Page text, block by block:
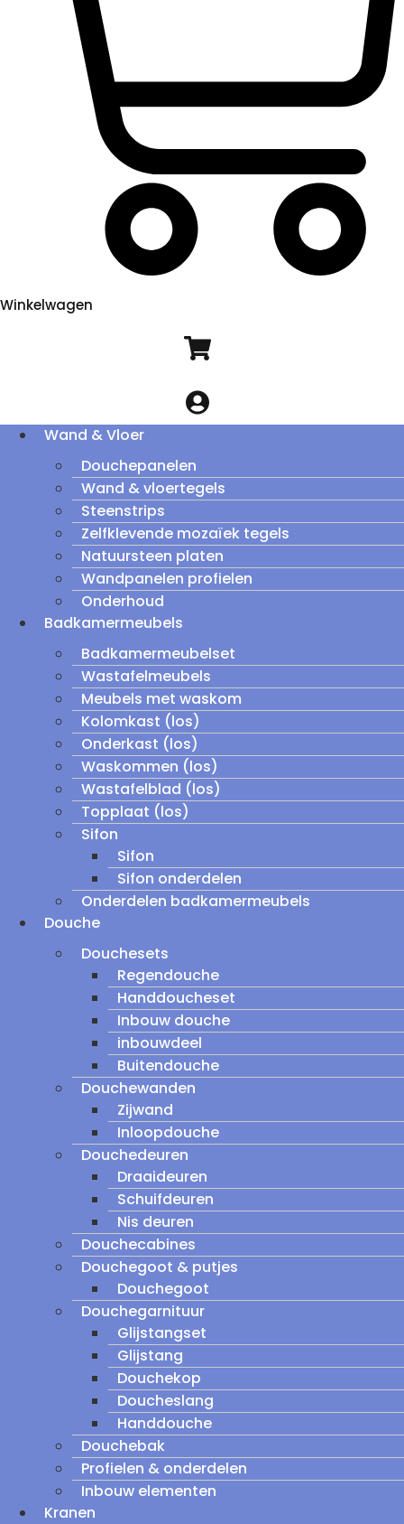
Winkelwagen
Wand & Vloer
Douchepanelen
Wand & vloertegels
Steenstrips
Zelfklevende mozaïek tegels
Natuursteen platen
Wandpanelen profielen
Onderhoud
Badkamermeubels
Badkamermeubelset
Wastafelmeubels
Meubels met waskom
Kolomkast (los)
Onderkast (los)
Waskommen (los)
Wastafelblad (los)
Topplaat (los)
Sifon
Sifon
Sifon onderdelen
Onderdelen badkamermeubels
Douche
Douchesets
Regendouche
Handdoucheset
Inbouw douche
inbouwdeel
Buitendouche
Douchewanden
Zijwand
Inloopdouche
Douchedeuren
Draaideuren
Schuifdeuren
Nis deuren
Douchecabines
Douchegoot & putjes
Douchegoot
Douchegarnituur
Glijstangset
Glijstang
Douchekop
Doucheslang
Handdouche
Douchebak
Profielen & onderdelen
Inbouw elementen
Kranen